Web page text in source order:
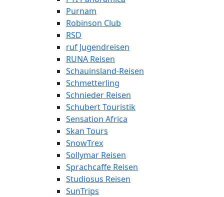
Purnam
Robinson Club
RSD
ruf Jugendreisen
RUNA Reisen
Schauinsland-Reisen
Schmetterling
Schnieder Reisen
Schubert Touristik
Sensation Africa
Skan Tours
SnowTrex
Sollymar Reisen
Sprachcaffe Reisen
Studiosus Reisen
SunTrips